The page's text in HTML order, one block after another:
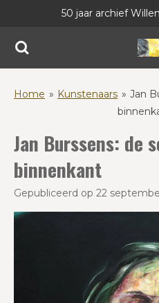
naar
de
50 jaar archief
Home » Kunstenaars » Jan
Jan Burssens: de
binnenkant
Gepubliceerd op 22